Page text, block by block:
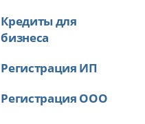
Кредиты для
бизнеса
Регистрация ИП
Регистрация ООО